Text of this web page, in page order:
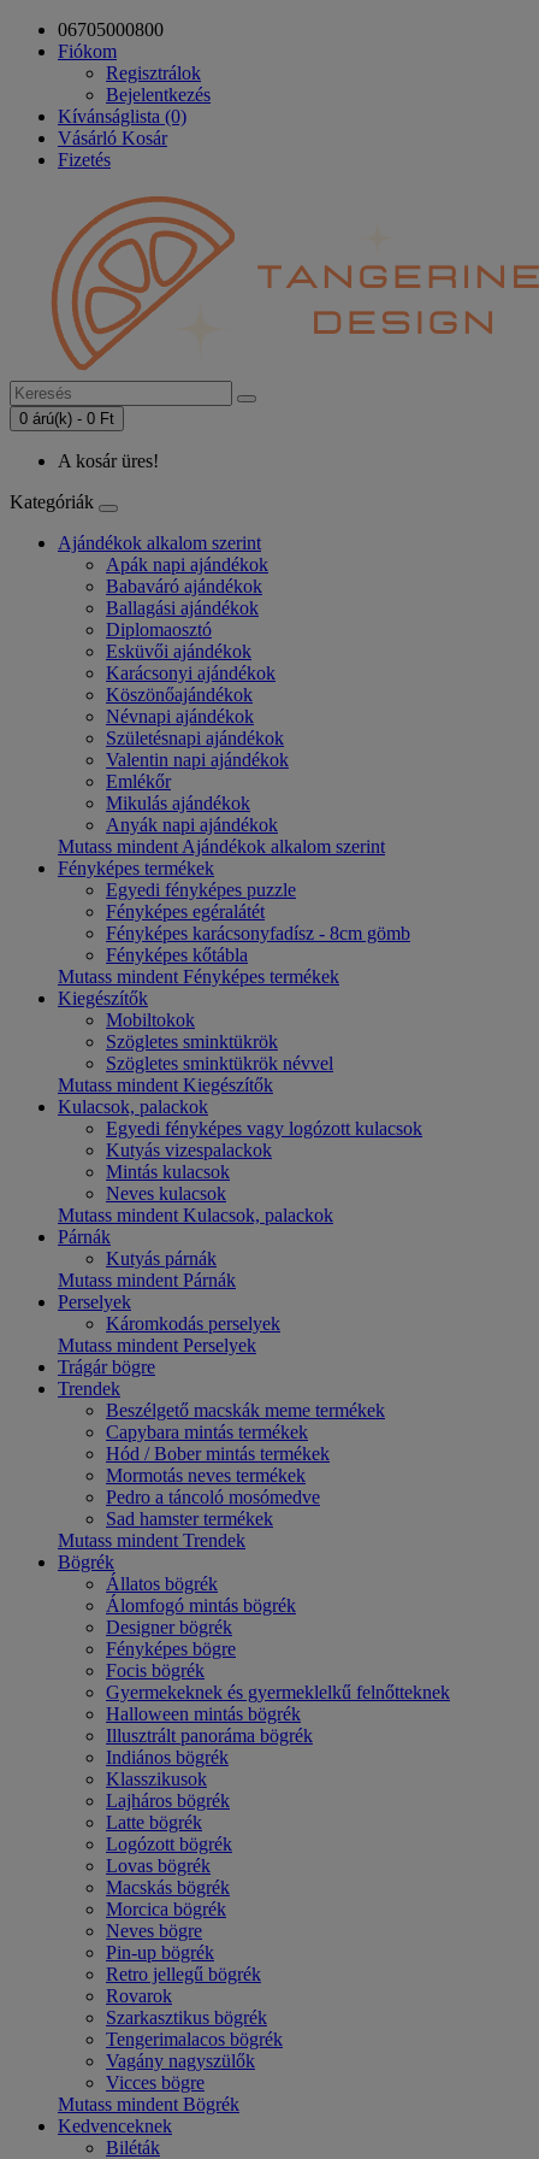
06705000800
Fiókom
Regisztrálok
Bejelentkezés
Kívánságlista (0)
Vásárló Kosár
Fizetés
0 árú(k) - 0 Ft
A kosár üres!
Kategóriák
Ajándékok alkalom szerint
Apák napi ajándékok
Babaváró ajándékok
Ballagási ajándékok
Diplomaosztó
Esküvői ajándékok
Karácsonyi ajándékok
Köszönőajándékok
Névnapi ajándékok
Születésnapi ajándékok
Valentin napi ajándékok
Emlékőr
Mikulás ajándékok
Anyák napi ajándékok
Mutass mindent Ajándékok alkalom szerint
Fényképes termékek
Egyedi fényképes puzzle
Fényképes egéralátét
Fényképes karácsonyfadísz - 8cm gömb
Fényképes kőtábla
Mutass mindent Fényképes termékek
Kiegészítők
Mobiltokok
Szögletes sminktükrök
Szögletes sminktükrök névvel
Mutass mindent Kiegészítők
Kulacsok, palackok
Egyedi fényképes vagy logózott kulacsok
Kutyás vizespalackok
Mintás kulacsok
Neves kulacsok
Mutass mindent Kulacsok, palackok
Párnák
Kutyás párnák
Mutass mindent Párnák
Perselyek
Káromkodás perselyek
Mutass mindent Perselyek
Trágár bögre
Trendek
Beszélgető macskák meme termékek
Capybara mintás termékek
Hód / Bober mintás termékek
Mormotás neves termékek
Pedro a táncoló mosómedve
Sad hamster termékek
Mutass mindent Trendek
Bögrék
Állatos bögrék
Álomfogó mintás bögrék
Designer bögrék
Fényképes bögre
Focis bögrék
Gyermekeknek és gyermeklelkű felnőtteknek
Halloween mintás bögrék
Illusztrált panoráma bögrék
Indiános bögrék
Klasszikusok
Lajháros bögrék
Latte bögrék
Logózott bögrék
Lovas bögrék
Macskás bögrék
Morcica bögrék
Neves bögre
Pin-up bögrék
Retro jellegű bögrék
Rovarok
Szarkasztikus bögrék
Tengerimalacos bögrék
Vagány nagyszülők
Vicces bögre
Mutass mindent Bögrék
Kedvenceknek
Biléták